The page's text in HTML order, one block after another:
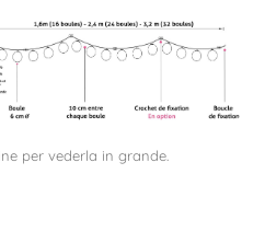
per vederla in grande.